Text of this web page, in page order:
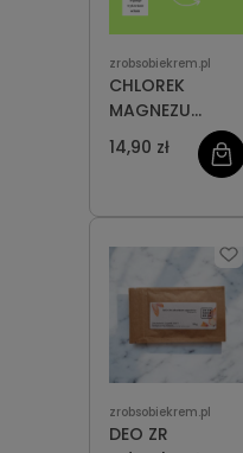
zrobsobiekrem.pl
CHLOREK
MAGNEZU
SZEŚCIOWODNY
14,90 zł
zrobsobiekrem.pl
DEO ZR